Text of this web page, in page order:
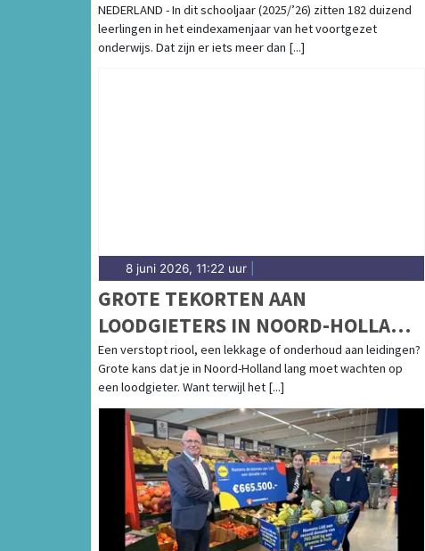
NEDERLAND - In dit schooljaar (2025/’26) zitten 182 duizend
leerlingen in het eindexamenjaar van het voortgezet
onderwijs. Dat zijn er iets meer dan [...]
8 juni 2026, 11:22 uur
GROTE TEKORTEN AAN
LOODGIETERS IN NOORD-HOLLAND:
BIJNA 10 VACATURES PER
WERKZOEKENDE
Een verstopt riool, een lekkage of onderhoud aan leidingen?
Grote kans dat je in Noord-Holland lang moet wachten op
een loodgieter. Want terwijl het [...]